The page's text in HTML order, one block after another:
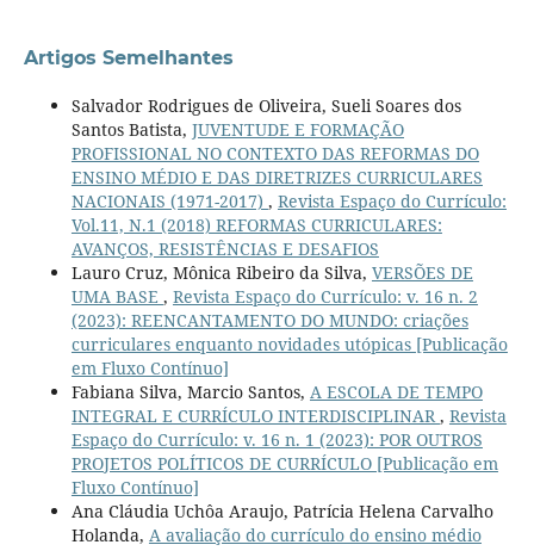
Artigos Semelhantes
Salvador Rodrigues de Oliveira, Sueli Soares dos
Santos Batista, JUVENTUDE E FORMAÇÃO
PROFISSIONAL NO CONTEXTO DAS REFORMAS DO
ENSINO MÉDIO E DAS DIRETRIZES CURRICULARES
NACIONAIS (1971-2017) , Revista Espaço do Currículo:
Vol.11, N.1 (2018) REFORMAS CURRICULARES:
AVANÇOS, RESISTÊNCIAS E DESAFIOS
Lauro Cruz, Mônica Ribeiro da Silva, VERSÕES DE
UMA BASE , Revista Espaço do Currículo: v. 16 n. 2
(2023): REENCANTAMENTO DO MUNDO: criações
curriculares enquanto novidades utópicas [Publicação
em Fluxo Contínuo]
Fabiana Silva, Marcio Santos, A ESCOLA DE TEMPO
INTEGRAL E CURRÍCULO INTERDISCIPLINAR, Revista
Espaço do Currículo: v. 16 n. 1 (2023): POR OUTROS
PROJETOS POLÍTICOS DE CURRÍCULO [Publicação em
Fluxo Contínuo]
Ana Cláudia Uchôa Araujo, Patrícia Helena Carvalho
Holanda, A avaliação do currículo do ensino médio